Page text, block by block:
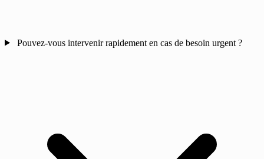
Pouvez-vous intervenir rapidement en cas de besoin urgent ?